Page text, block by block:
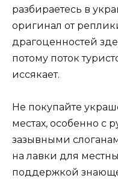
разбираетесь в
оригинал от
драгоценностей
потому поток
иссякает.
Не покупайте
местах, особенно с
зазывными
на лавки для
поддержкой